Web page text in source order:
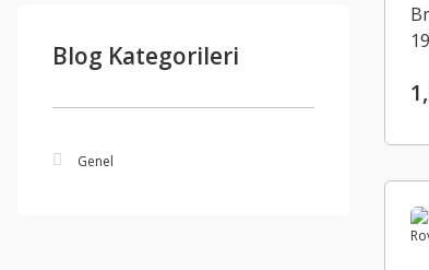
Blog Kategorileri
Genel